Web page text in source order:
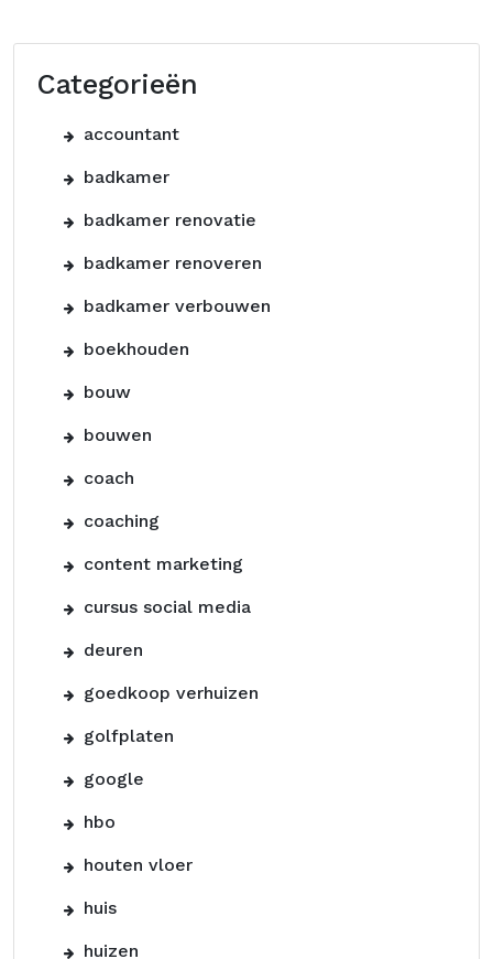
Categorieën
accountant
badkamer
badkamer renovatie
badkamer renoveren
badkamer verbouwen
boekhouden
bouw
bouwen
coach
coaching
content marketing
cursus social media
deuren
goedkoop verhuizen
golfplaten
google
hbo
houten vloer
huis
huizen